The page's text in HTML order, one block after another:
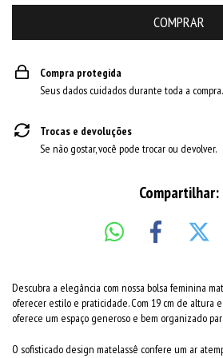
Compra protegida
Seus dados cuidados durante toda a compra.
Trocas e devoluções
Se não gostar, você pode trocar ou devolver.
Compartilhar:
Descubra a elegância com nossa bolsa feminina
oferecer estilo e praticidade. Com 19 cm de altura
oferece um espaço generoso e bem organizado
O sofisticado design matelassê confere um ar